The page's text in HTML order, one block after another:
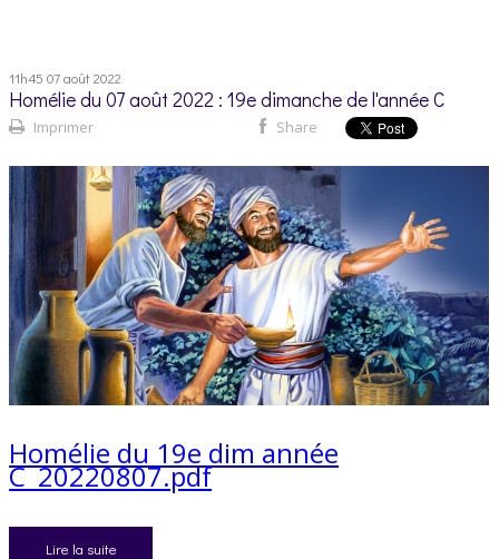
11h45 07août 2022
Homélie du 07 août 2022 : 19e dimanche de l'année C
Imprimer Share
Homélie du 19e dim année
C_20220807.pdf
Lire la suite